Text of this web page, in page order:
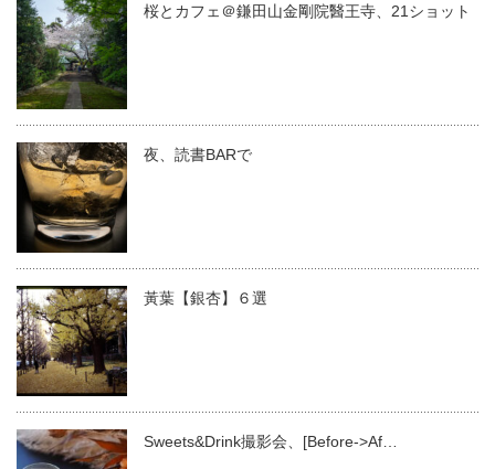
桜とカフェ＠鎌田山金剛院醫王寺、21ショット
夜、読書BARで
黃葉【銀杏】６選
Sweets&Drink撮影会、[Before->Af…